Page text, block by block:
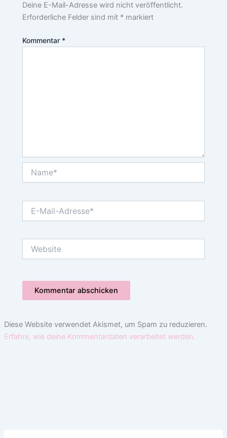
Deine E-Mail-Adresse wird nicht veröffentlicht.
Erforderliche Felder sind mit * markiert
Kommentar *
Mail-
Diese Website verwendet Akismet, um Spam zu reduzieren.
Erfahre, wie deine Kommentardaten verarbeitet werden.